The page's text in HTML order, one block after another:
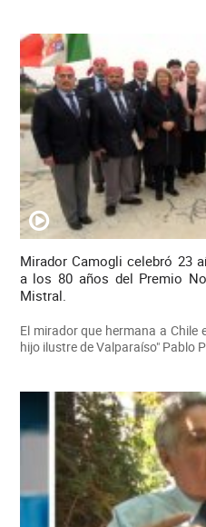
Mirador Camogli celebró 23
a los 80 años del Premio
Mistral.
El mirador que hermana a Chile
hijo ilustre de Valparaíso" Pablo